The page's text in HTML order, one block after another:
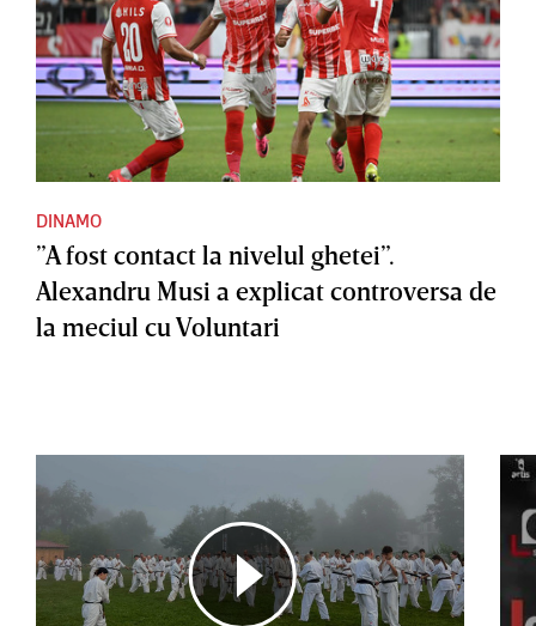
DINAMO
”A fost contact la nivelul ghetei”.
Alexandru Musi a explicat controversa de
la meciul cu Voluntari